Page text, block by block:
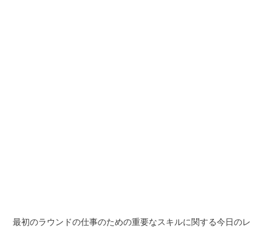
最初のラウンドの仕事のための重要なスキルに関する今日のレ